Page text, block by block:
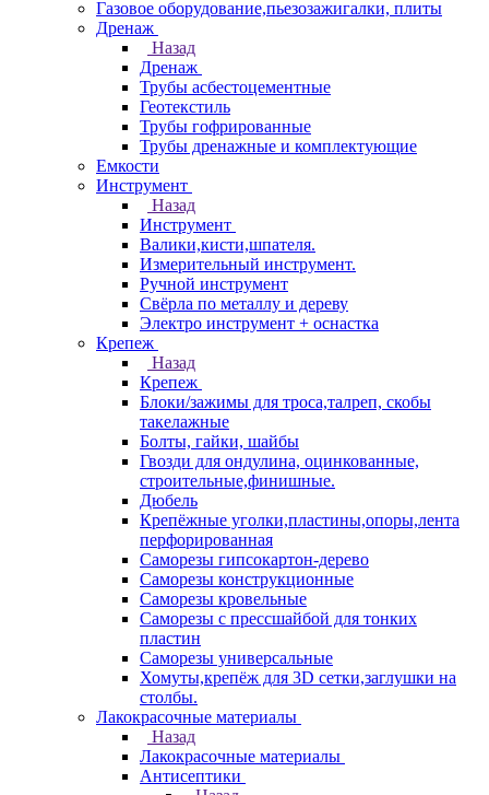
Газовое оборудование,пьезозажигалки, плиты
Дренаж
Назад
Дренаж
Трубы асбестоцементные
Геотекстиль
Трубы гофрированные
Трубы дренажные и комплектующие
Емкости
Инструмент
Назад
Инструмент
Валики,кисти,шпателя.
Измерительный инструмент.
Ручной инструмент
Свёрла по металлу и дереву
Электро инструмент + оснастка
Крепеж
Назад
Крепеж
Блоки/зажимы для троса,талреп, скобы
такелажные
Болты, гайки, шайбы
Гвозди для ондулина, оцинкованные,
строительные,финишные.
Дюбель
Крепёжные уголки,пластины,опоры,лента
перфорированная
Саморезы гипсокартон-дерево
Саморезы конструкционные
Саморезы кровельные
Саморезы с прессшайбой для тонких
пластин
Саморезы универсальные
Хомуты,крепёж для 3D сетки,заглушки на
столбы.
Лакокрасочные материалы
Назад
Лакокрасочные материалы
Антисептики